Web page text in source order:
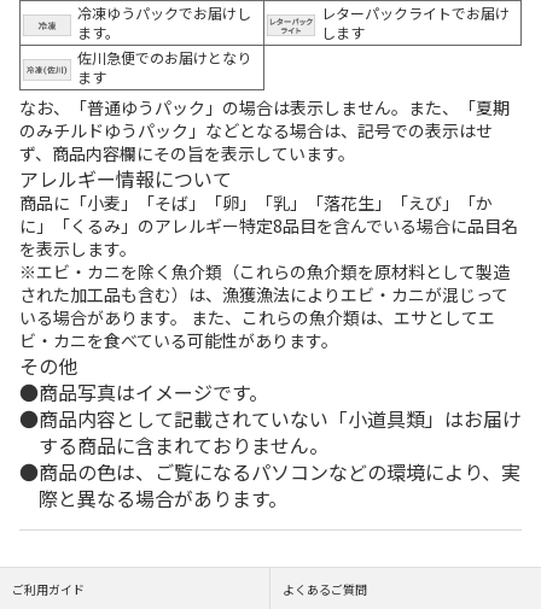
冷凍ゆうパックでお届けし
ます。
レターパックライトでお届け
します
佐川急便でのお届けとなり
ます
なお、「普通ゆうパック」の場合は表示しません。また、「夏期
のみチルドゆうパック」などとなる場合は、記号での表示はせ
ず、商品内容欄にその旨を表示しています。
アレルギー情報について
商品に「小麦」「そば」「卵」「乳」「落花生」「えび」「か
に」「くるみ」のアレルギー特定8品目を含んでいる場合に品目名
を表示します。
※エビ・カニを除く魚介類（これらの魚介類を原材料として製造
された加工品も含む）は、漁獲漁法によりエビ・カニが混じって
いる場合があります。 また、これらの魚介類は、エサとしてエ
ビ・カニを食べている可能性があります。
その他
商品写真はイメージです。
商品内容として記載されていない「小道具類」はお届け
する商品に含まれておりません。
商品の色は、ご覧になるパソコンなどの環境により、実
際と異なる場合があります。
ご利用ガイド よくあるご質問